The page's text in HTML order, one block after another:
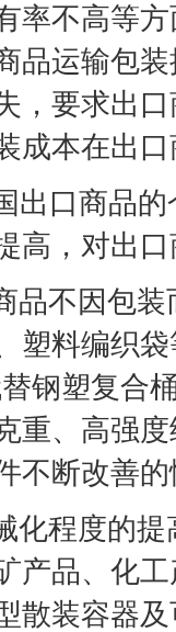
率不高等
品运输包
，要求出
成本在出
出口商品
高，对出
品不因包
塑料编织
钢塑复合
重、高强
不断改善
化程度的
产品、化
散装容器